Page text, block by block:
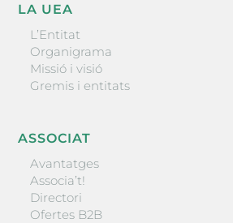
LA UEA
L’Entitat
Organigrama
Missió i visió
Gremis i entitats
ASSOCIAT
Avantatges
Associa’t!
Directori
Ofertes B2B